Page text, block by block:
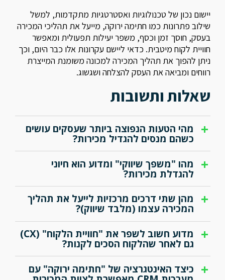
יישום נכון של טכנולוגיות ואסטרטגיות מתקדמות, למשל
שילוב פתרונות כמו חתימה ירוקה, מייעל את תהליכי המכירה
בעסק, חוסך זמן וכסף, משפר יעילות תפעולית ומאפשר
חוויית לקוח מיטבית. כדאי ליישם עקרונות אלו כבר היום, וכך
ניתן להפוך את תהליך המכירה למכונה משומנת המייצרת
רווחים ומביאה את העסק להצלחה ושגשוג.
שאלות ותשובות
מהי הטעות הנפוצה ביותר שעסקים עושים
כשהם מנסים להגדיל מכירות?
בלקוח. עסקים רבים נכשלים כשהם לא מבצעים אפיון מעמיק של
קהל היעד, שכולל הבנת הצרכים הייחודיים, הבעיות והמניעים
הרגשיים של הלקוחות.
מהו "משפך שיווקי" ומדוע הוא חיוני
להגדלת מכירות?
במסע רכישה. הוא מתחיל בשלב המודעות (זיהוי בעיה), ממשיך
לשיקול (השוואת פתרונות) ומסתיים בהחלטה (רכישה). הוא חיוני
מכיוון שהוא "מבשיל" את הלידים וגורם להם להגיע מוכנים יותר
לרכישה, מה שמשפר משמעותית את אחוזי ההמרה והמכירות.
מהן שתי דרכים מרכזיות לייעל את תהליך
המכירה עצמו (מלבד שיווק)?
המוצר והמתחרים, ויצירת תסריטי שיחה להתמודדות עם התנגדויות.
לקוחות), אוטומציה שיווקית, וכלי תשלום מהירים המקצרים תהליכים
בירוקרטיים, כגון חתימה ירוקה
מדוע חשוב לשפר את "חוויית הלקוח" (CX)
גם לאחר שהלקוח הסכים לקנות?
והחתימה) גורם לשביעות רצון גבוהה. לקוח מרוצה צפוי להפוך ללקוח
כיצד האינטגרציה של "חתימה ירוקה" עם